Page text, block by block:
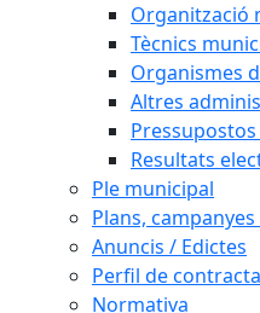
Organització
Tècnics
Organismes
Altres
Resultats
Ple municipal
Plans,
Anuncis / Edictes
Perfil de
Normativa